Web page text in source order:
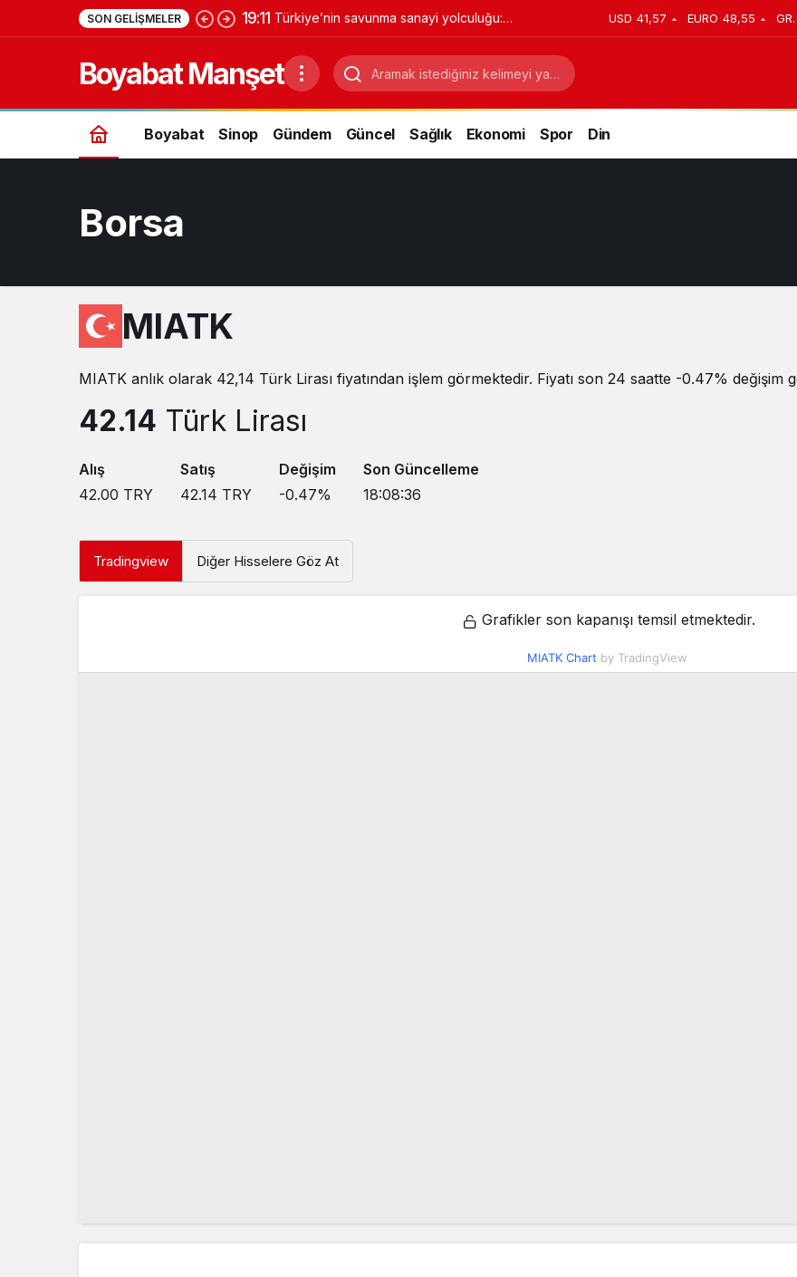
SON GELIŞMELER 19:11 Türkiye’nin savunma sanayi yolculuğu:
Yıldırımhan’a uzanan stratejik dönüşüm
USD 41,57 EURO 48,55
Boyabat Manşet
Boyabat Sinop Gündem Güncel Sağlık Ekonomi Spor Din
Borsa
MIATK
MIATK anlık olarak 42,14 Türk Lirası fiyatından işlem görmektedir. Fiyatı son 24 saatte -0.47% değişim
42.14 Türk Lirası
Alış
42.00 TRY
Satış
42.14 TRY
Değişim
-0.47%
Son Güncelleme
18:08:36
Tradingview Diğer Hisselere Göz At
Grafikler son kapanışı temsil etmektedir.
MIATK Chart by TradingView